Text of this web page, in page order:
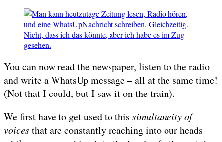
You can now read the newspaper, listen to the radio
and write a WhatsUp message – all at the same time!
(Not that I could, but I saw it on the train).
We first have to get used to this simultaneity of
voicesthat are constantly reaching into our heads